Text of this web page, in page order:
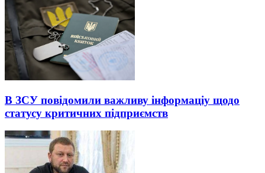
В ЗСУ повідомили важливу інформаціу щодо
статусу критичних підприємств